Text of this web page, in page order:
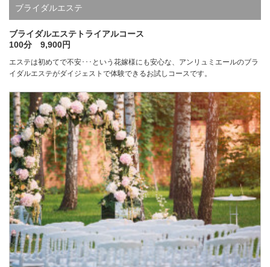
ブライダルエステ
ブライダルエステトライアルコース
100分 9,900円
エステは初めてで不安･･･という花嫁様にも安心な、アンリュミエールのブラ
イダルエステがダイジェストで体験できるお試しコースです。